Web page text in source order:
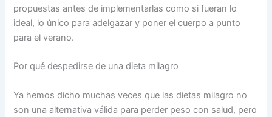
propuestas antes de implementarlas como si fueran lo
ideal, lo único para adelgazar y poner el cuerpo a punto
para el verano.
Por qué despedirse de una dieta milagro
Ya hemos dicho muchas veces que las dietas milagro no
son una alternativa válida para perder peso con salud, pero